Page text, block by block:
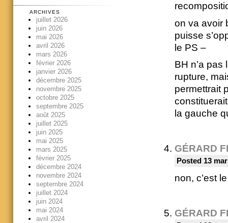
on va avoir
puisse
le PS –
BH n’a pas
rupture,
permettrait
la gauche
GÉRARD
Posted 13
non, c’est
GÉRARD
ARCHIVES
juillet 2026
juin 2026
mai 2026
avril 2026
mars 2026
février 2026
janvier 2026
décembre 2025
novembre 2025
octobre 2025
septembre 2025
août 2025
juillet 2025
juin 2025
mai 2025
mars 2025
février 2025
décembre 2024
novembre 2024
septembre 2024
juillet 2024
juin 2024
mai 2024
avril 2024